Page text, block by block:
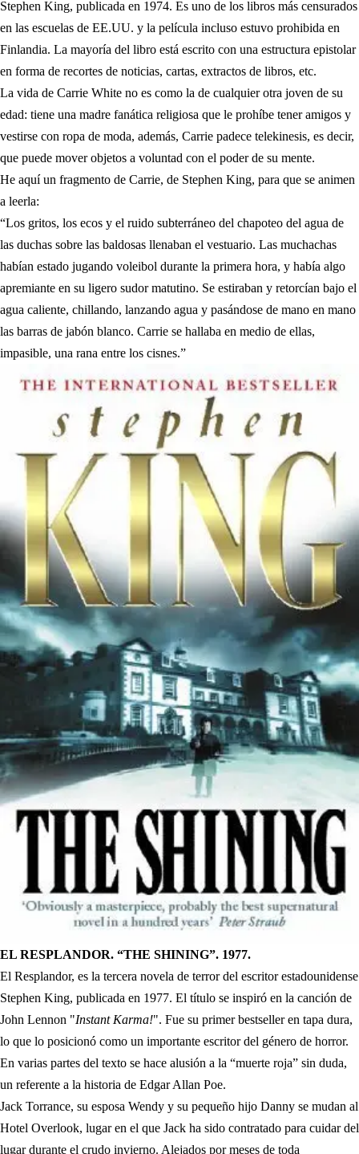
Stephen King, publicada en 1974. Es uno de los libros más censurados
en las escuelas de EE.UU. y la película incluso estuvo prohibida en
Finlandia. La mayoría del libro está escrito con una estructura epistolar
en forma de recortes de noticias, cartas, extractos de libros, etc.
La vida de Carrie White no es como la de cualquier otra joven de su
edad: tiene una madre fanática religiosa que le prohíbe tener amigos y
vestirse con ropa de moda, además, Carrie padece telekinesis, es decir,
que puede mover objetos a voluntad con el poder de su mente.
He aquí un fragmento de Carrie, de Stephen King, para que se animen
a leerla:
“Los gritos, los ecos y el ruido subterráneo del chapoteo del agua de
las duchas sobre las baldosas llenaban el vestuario. Las muchachas
habían estado jugando voleibol durante la primera hora, y había algo
apremiante en su ligero sudor matutino. Se estiraban y retorcían bajo el
agua caliente, chillando, lanzando agua y pasándose de mano en mano
las barras de jabón blanco. Carrie se hallaba en medio de ellas,
impasible, una rana entre los cisnes.”
EL RESPLANDOR. “THE SHINING”. 1977.
El Resplandor, es la tercera novela de terror del escritor estadounidense
Stephen King, publicada en 1977. El título se inspiró en la canción de
John Lennon "Instant Karma!". Fue su primer bestseller en tapa dura,
lo que lo posicionó como un importante escritor del género de horror.
En varias partes del texto se hace alusión a la “muerte roja” sin duda,
un referente a la historia de Edgar Allan Poe.
Jack Torrance, su esposa Wendy y su pequeño hijo Danny se mudan al
Hotel Overlook, lugar en el que Jack ha sido contratado para cuidar del
lugar durante el crudo invierno. Alejados por meses de toda